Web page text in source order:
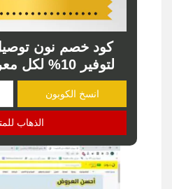
كود خصم نون
لتوفير 10% لكل معروضات الموقع
انسخ الكوبون
الذهاب